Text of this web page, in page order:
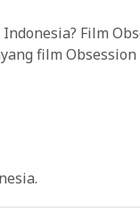
Film
film